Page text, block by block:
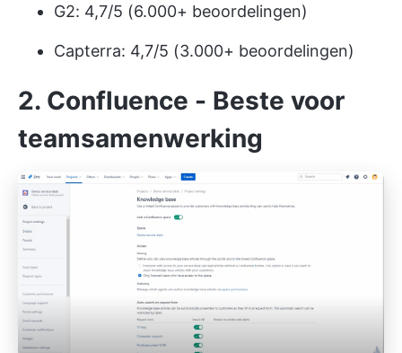
G2: 4,7/5 (6.000+ beoordelingen)
Capterra: 4,7/5 (3.000+ beoordelingen)
2. Confluence - Beste voor
teamsamenwerking